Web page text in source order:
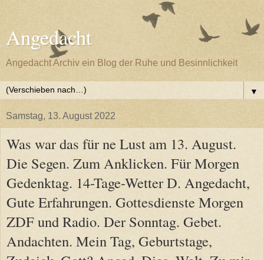
Angedacht
Angedacht Archiv ein Blog der Ruhe und Besinnlichkeit
▼
Samstag, 13. August 2022
Was war das für ne Lust am 13. August.
Die Segen. Zum Anklicken. Für Morgen
Gedenktag. 14-Tage-Wetter D. Angedacht,
Gute Erfahrungen. Gottesdienste Morgen
ZDF und Radio. Der Sonntag. Gebet.
Andachten. Mein Tag, Geburtstage,